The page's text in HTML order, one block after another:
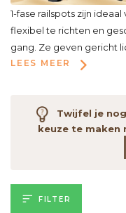
1-fase railspots zijn
flexibel te richten en
gang. Ze geven gericht
LEES MEER
Twijfel je
keuze te maken
FILTER